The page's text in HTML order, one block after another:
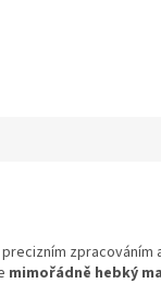
mimořádně hebký